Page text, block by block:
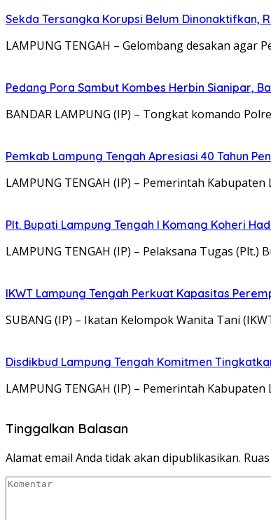
Sekda Tersangka Korupsi Belum Dinonaktifkan,
LAMPUNG TENGAH – Gelombang desakan
Pedang Pora Sambut Kombes Herbin Sianipar,
BANDAR LAMPUNG (IP) – Tongkat komando
Pemkab Lampung Tengah Apresiasi 40 Tahun
LAMPUNG TENGAH (IP) – Pemerintah
Plt. Bupati Lampung Tengah I Komang Koheri
LAMPUNG TENGAH (IP) – Pelaksana Tugas (Plt.)
IKWT Lampung Tengah Perkuat Kapasitas
SUBANG (IP) – Ikatan Kelompok Wanita Tani
Disdikbud Lampung Tengah Komitmen
LAMPUNG TENGAH (IP) – Pemerintah
Tinggalkan Balasan
Alamat email Anda tidak akan dipublikasikan.